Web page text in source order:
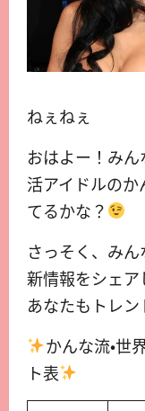
ねぇねぇ
おはよー！み
活アイドルのか
てるかな？
さっそく、みん
新情報をシェア
あなたもトレ
かんな流・
ト表